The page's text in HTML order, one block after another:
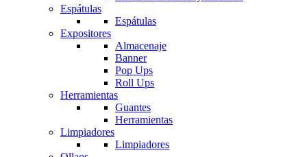
Espátulas
Espátulas
Expositores
Almacenaje
Banner
Pop Ups
Roll Ups
Herramientas
Guantes
Herramientas
Limpiadores
Limpiadores